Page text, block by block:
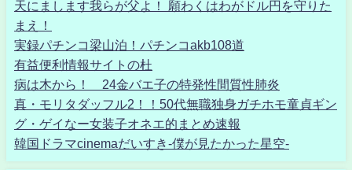
天にまします我らが父よ！ 願わくはわがドル円を守りた
まえ！
実録パチンコ梁山泊！パチンコakb108道
有益便利情報サイトの杜
病は木から！ 24金バエ子の特発性間質性肺炎
真・モリタダッフル2！！50代無職独身ガチホモ童貞ギン
グ・ゲイなー女装子オネエ的まとめ速報
韓国ドラマcinemaだいすき-僕が見たかった星空-